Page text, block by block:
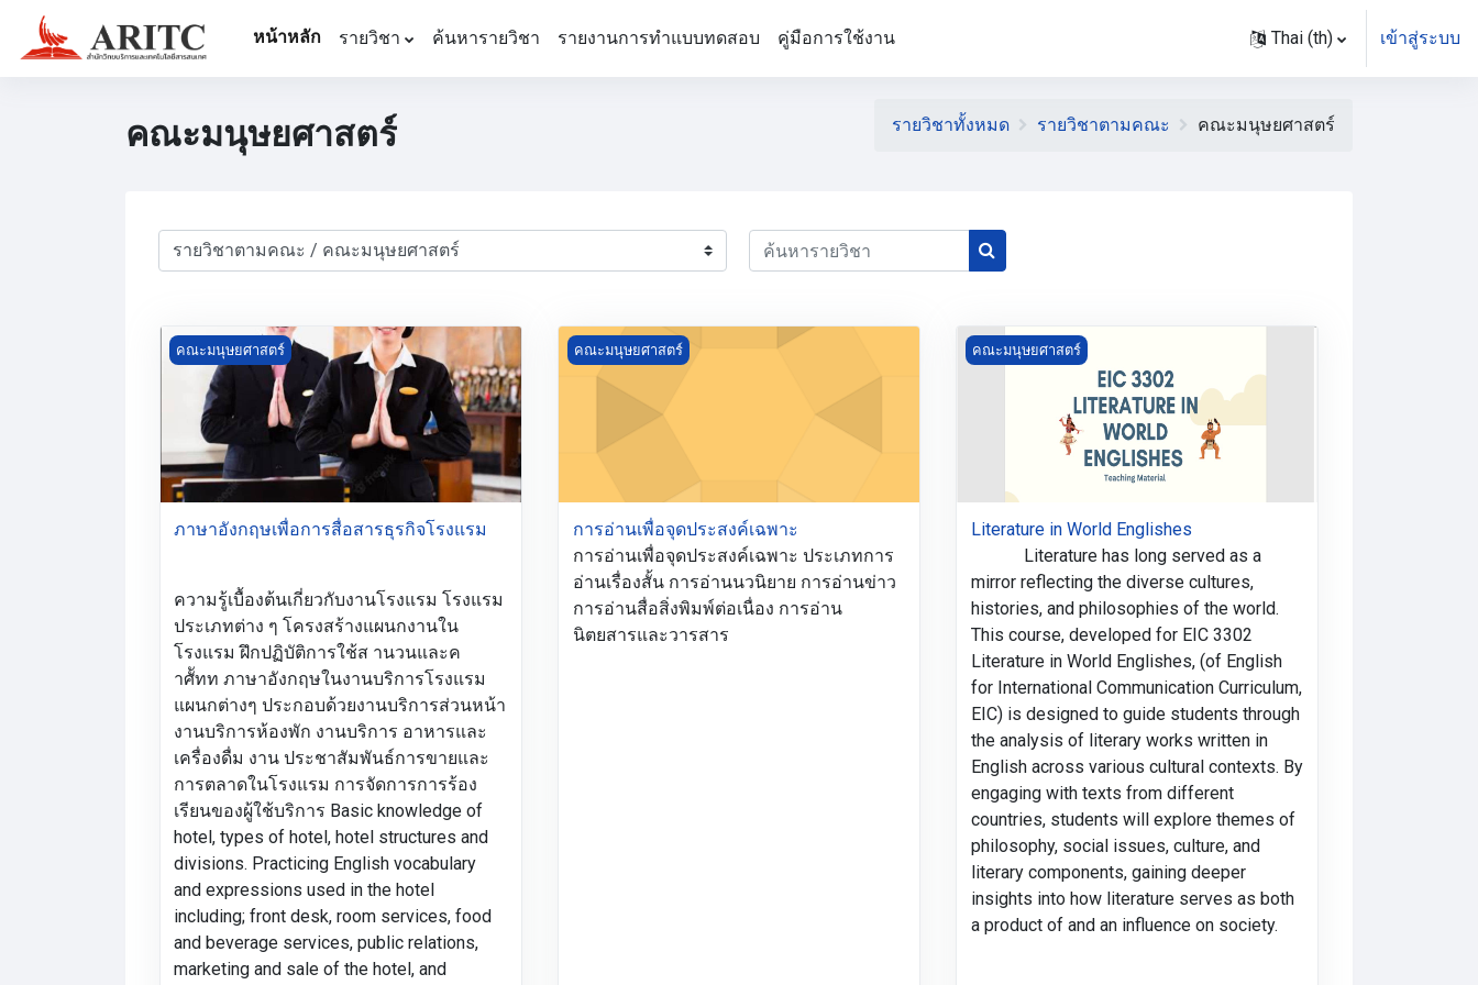
ข้ามไปที่เนื้อหาหลัก
หน้าหลัก
รายวิชา ค้นหารายวิชา รายงานการทำแบบทดสอบ คู่มือการใช้งาน Thai ‎(th)‎ เข้าสู่ระบบ
คณะมนุษยศาสตร์ รายวิชาทั้งหมด รายวิชาตามคณะ คณะมนุษยศาสตร์
ประเภทของรายวิชา
ค้นหารายวิชา
ค้นหารายวิชา
Course image ภาษาอังกฤษเพื่อการสื่อสารธุรกิจโรงแรม
คณะมนุษยศาสตร์
ภาษาอังกฤษเพื่อการสื่อสารธุรกิจโรงแรม
ความรู้เบื้องต้นเกี่ยวกับงานโรงแรม โรงแรม
ประเภทต่าง ๆ โครงสร้างแผนกงานใน
โรงแรม ฝึกปฏิบัติการใช้ส านวนและค
าศััทท ภาษาอังกฤษในงานบริการโรงแรม
แผนกต่างๆ ประกอบด้วยงานบริการส่วนหน้า
งานบริการห้องพัก งานบริการ อาหารและ
เครื่องดื่ม งาน ประชาสัมพันธ์การขายและ
การตลาดในโรงแรม การจัดการการร้อง
เรียนของผู้ใช้บริการ Basic knowledge of
hotel, types of hotel, hotel structures and
divisions. Practicing English vocabulary
and expressions used in the hotel
including; front desk, room services, food
and beverage services, public relations,
marketing and sale of the hotel, and
Course image การอ่านเพื่อจุดประสงค์เฉพาะ
คณะมนุษยศาสตร์
การอ่านเพื่อจุดประสงค์เฉพาะ
การอ่านเพื่อจุดประสงค์เฉพาะ ประเภทการ
อ่านเรื่องสั้น การอ่านนวนิยาย การอ่านข่าว
การอ่านสื่อสิ่งพิมพ์ต่อเนื่อง การอ่าน
นิตยสารและวารสาร
Course image Literature in World Englishes
คณะมนุษยศาสตร์
Literature in World Englishes
Literature has long served as a
mirror reflecting the diverse cultures,
histories, and philosophies of the world.
This course, developed for EIC 3302
Literature in World Englishes, (of English
for International Communication Curriculum,
EIC) is designed to guide students through
the analysis of literary works written in
English across various cultural contexts. By
engaging with texts from different
countries, students will explore themes of
philosophy, social issues, culture, and
literary components, gaining deeper
insights into how literature serves as both
a product of and an influence on society.